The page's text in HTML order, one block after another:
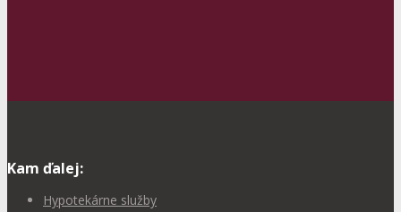
Kam ďalej:
Hypotekárne služby